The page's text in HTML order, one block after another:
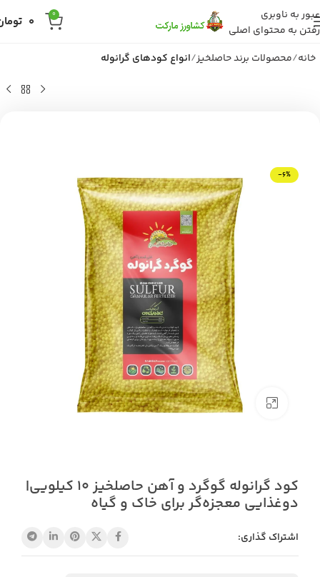
عبور به ناوبری
رفتن به محتوای اصلی
0
0
خانه محصولات برند حاصلخیز انواع کودهای گرانوله
-6%
بزرگنمایی تصویر
کود گرانوله گوگرد و آهن حاصلخیز 10 کیلویی|
دوغذایی معجزه‌گر برای خاک و گیاه
اشتراک گذاری: